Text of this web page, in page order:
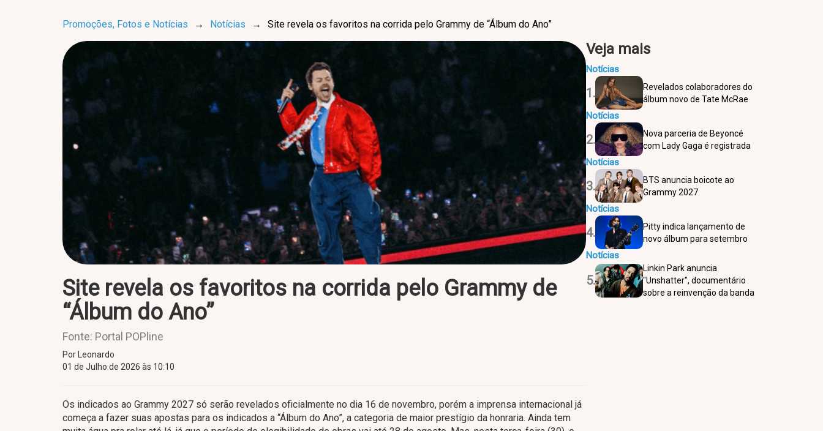
Promoções, Fotos e Notícias → Notícias → Site revela os favoritos na corrida pelo Grammy de “Álbum do Ano”
Site revela os favoritos na corrida pelo Grammy de
“Álbum do Ano”
Fonte: Portal POPline
Por Leonardo
01 de Julho de 2026 às 10:10
Os indicados ao Grammy 2027 só serão revelados oficialmente no dia 16 de novembro, porém a imprensa internacional já
começa a fazer suas apostas para os indicados a “Álbum do Ano”, a categoria de maior prestígio da honraria. Ainda tem
Veja mais
Notícias
1.
Revelados colaboradores do
álbum novo de Tate McRae
Notícias
2.
Nova parceria de Beyoncé
com Lady Gaga é registrada
Notícias
3.
BTS anuncia boicote ao
Grammy 2027
Notícias
4.
Pitty indica lançamento de
novo álbum para setembro
Notícias
5.
Linkin Park anuncia
"Unshatter", documentário
sobre a reinvenção da banda